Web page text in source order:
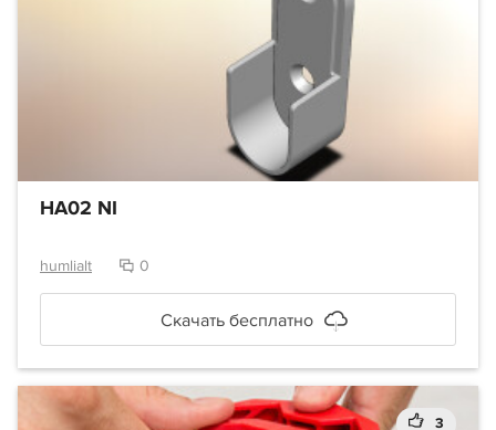
HA02 NI
humlialt 0
Скачать бесплатно
3